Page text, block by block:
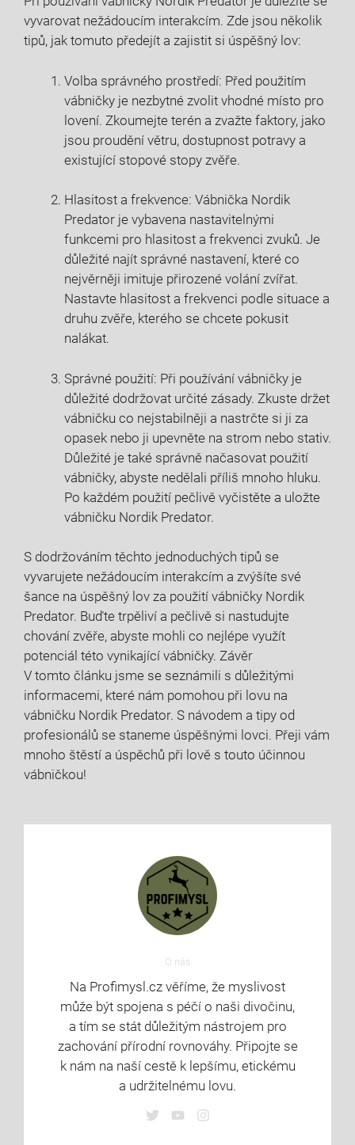
vyvarovat nežádoucím interakcím. Zde jsou několik
tipů, jak tomuto předejít a zajistit si úspěšný lov:
Volba správného prostředí: Před použitím
vábničky je nezbytné zvolit vhodné místo pro
lovení. Zkoumejte terén a zvažte faktory, jako
jsou proudění větru, dostupnost potravy a
existující stopové stopy zvěře.
Hlasitost a frekvence: Vábnička Nordik
Predator je vybavena nastavitelnými
funkcemi pro hlasitost a frekvenci zvuků. Je
důležité najít správné nastavení, které co
nejvěrněji imituje přirozené volání zvířat.
Nastavte hlasitost a frekvenci podle situace a
druhu zvěře, kterého se chcete pokusit
nalákat.
Správné použití: Při používání vábničky je
důležité dodržovat určité zásady. Zkuste držet
vábničku co nejstabilněji a nastrčte si ji za
opasek nebo ji upevněte na strom nebo stativ.
Důležité je také správně načasovat použití
vábničky, abyste nedělali příliš mnoho hluku.
Po každém použití pečlivě vyčistěte a uložte
vábničku Nordik Predator.
S dodržováním těchto jednoduchých tipů se
vyvarujete nežádoucím interakcím a zvýšíte své
šance na úspěšný lov za použití vábničky Nordik
Predator. Buďte trpěliví a pečlivě si nastudujte
chování zvěře, abyste mohli co nejlépe využít
potenciál této vynikající vábničky. Závěr
V tomto článku jsme se seznámili s důležitými
informacemi, které nám pomohou při lovu na
vábničku Nordik Predator. S návodem a tipy od
profesionálů se staneme úspěšnými lovci. Přeji vám
mnoho štěstí a úspěchů při lově s touto účinnou
vábničkou!
O nás
Na Profimysl.cz věříme, že myslivost
může být spojena s péčí o naši divočinu,
a tím se stát důležitým nástrojem pro
zachování přírodní rovnováhy. Připojte se
k nám na naší cestě k lepšímu, etickému
a udržitelnému lovu.